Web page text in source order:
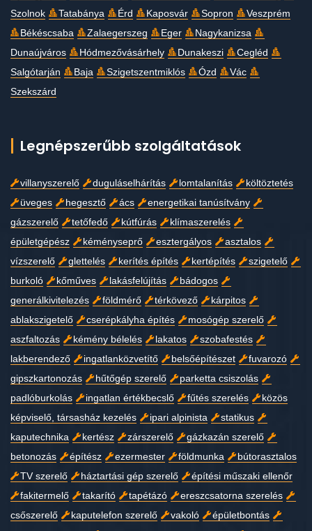
Szolnok
Tatabánya Érd Kaposvár Sopron
Veszprém
Békéscsaba
Zalaegerszeg Eger
Nagykanizsa
Dunaújváros
Hódmezővásárhely Dunakeszi
Cegléd
Salgótarján
Baja Szigetszentmiklós Ózd
Vác
Szekszárd
Legnépszerűbb szolgáltatások
villanyszerelő duguláselhárítás lomtalanítás
költöztetés
üveges
hegesztő ács
energetikai tanúsítvány
gázszerelő
tetőfedő kútfúrás
klímaszerelés
épületgépész
kéményseprő esztergályos
asztalos
vízszerelő
glettelés kerítés építés kertépítés
szigetelő
burkoló
kőműves lakásfelújítás
bádogos
generálkivitelezés
földmérő térkövező
kárpitos
ablakszigetelő
cserépkályha építés
mosógép szerelő
aszfaltozás
kémény bélelés lakatos
szobafestés
lakberendező
ingatlanközvetítő belsőépítészet
fuvarozó
gipszkartonozás
hűtőgép szerelő
parketta csiszolás
padlóburkolás
ingatlan értékbecslő fűtés szerelés
közös
képviselő, társasház kezelés
ipari alpinista
statikus
kaputechnika
kertész zárszerelő
gázkazán szerelő
betonozás
építész ezermester földmunka
bútorasztalos
TV szerelő
háztartási gép szerelő
építési műszaki ellenőr
fakitermelő
takarító tapétázó
ereszcsatorna szerelés
csőszerelő
kaputelefon szerelő vakoló
épületbontás